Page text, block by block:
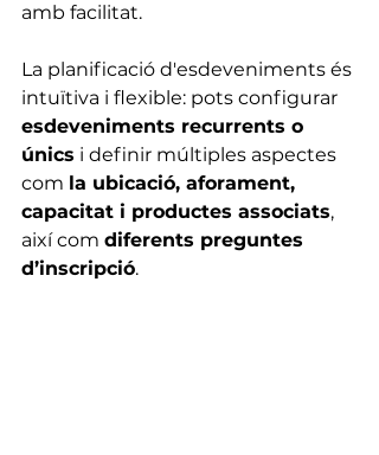
amb facilitat.
La planificació d'esdeveniments és
intuïtiva i flexible: pots configurar
esdeveniments recurrents o
únics i definir múltiples aspectes
com la ubicació, aforament,
capacitat i productes associats,
així com diferents preguntes
d’inscripció.